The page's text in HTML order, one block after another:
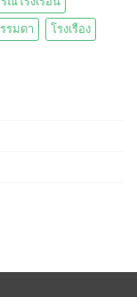
รมดา โรงเรือง